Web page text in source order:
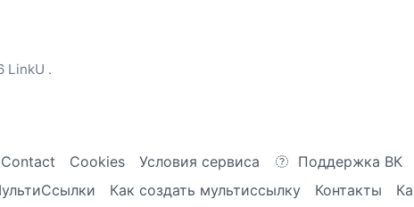
LinkU .
Contact Cookies Условия сервиса Поддержка ВК
Как создать мультиссылку Контакты